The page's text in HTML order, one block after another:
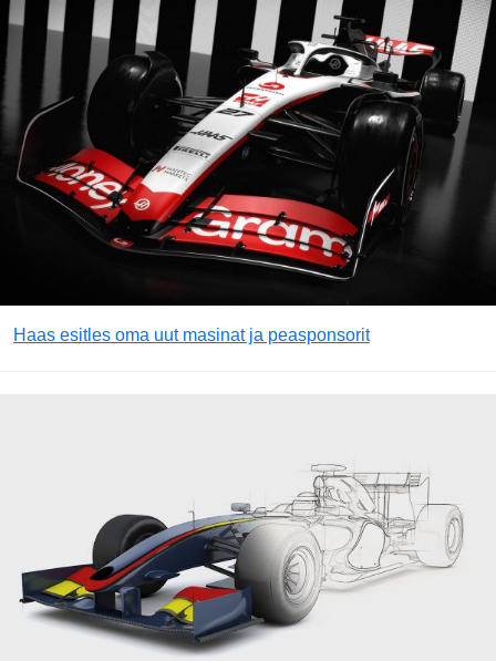
Haas esitles oma uut masinat ja peasponsorit